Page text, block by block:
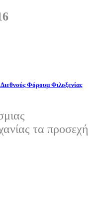
Φόρουμ Φιλοξενίας
τα προσεχή